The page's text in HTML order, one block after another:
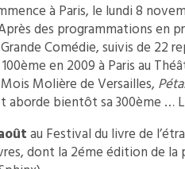
à Paris, le lundi 8
des programmations en
Comédie, suivis de 22
en 2009 à Paris au
Molière de Versailles,
aborde bientôt sa 300ème …
au Festival du livre de
dont la 2éme édition de